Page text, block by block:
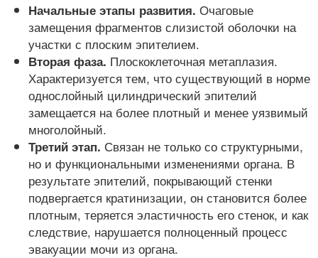
Начальные этапы развития. Очаговые
замещения фрагментов слизистой оболочки на
участки с плоским эпителием.
Вторая фаза. Плоскоклеточная метаплазия.
Характеризуется тем, что существующий в норме
однослойный цилиндрический эпителий
замещается на более плотный и менее уязвимый
многолойный.
Третий этап. Связан не только со структурными,
но и функциональными изменениями органа. В
результате эпителий, покрывающий стенки
подвергается кратинизации, он становится более
плотным, теряется эластичность его стенок, и как
следствие, нарушается полноценный процесс
эвакуации мочи из органа.